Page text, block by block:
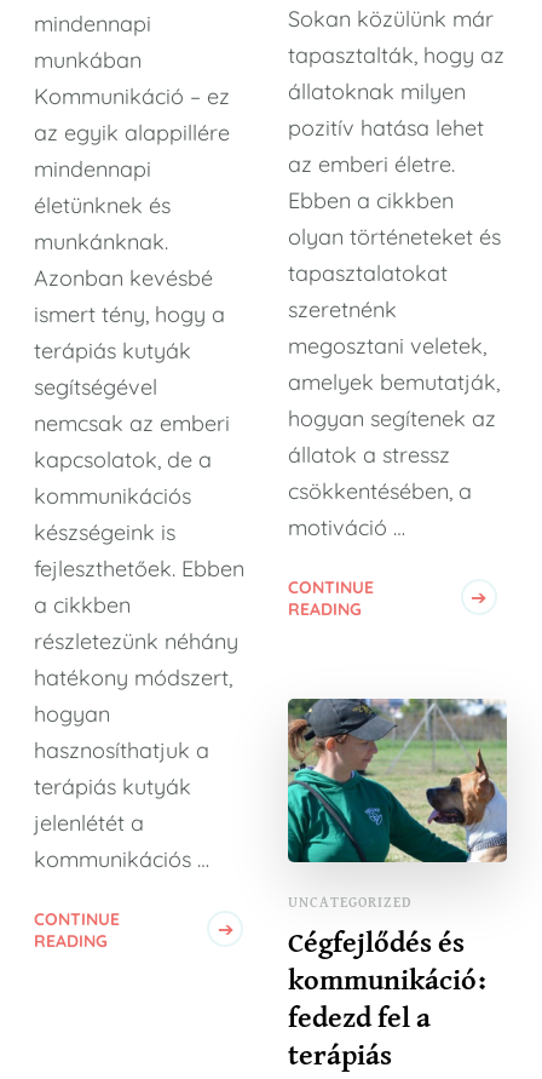
mindennapi
munkában
Kommunikáció – ez
az egyik alappillére
mindennapi
életünknek és
munkánknak.
Azonban kevésbé
ismert tény, hogy a
terápiás kutyák
segítségével
nemcsak az emberi
kapcsolatok, de a
kommunikációs
készségeink is
fejleszthetőek. Ebben
a cikkben
részletezünk néhány
hatékony módszert,
hogyan
hasznosíthatjuk a
terápiás kutyák
jelenlétét a
kommunikációs …
CONTINUE
READING
Sokan közülünk már
tapasztalták, hogy az
állatoknak milyen
pozitív hatása lehet
az emberi életre.
Ebben a cikkben
olyan történeteket és
tapasztalatokat
szeretnénk
megosztani veletek,
amelyek bemutatják,
hogyan segítenek az
állatok a stressz
csökkentésében, a
motiváció …
CONTINUE
READING
UNCATEGORIZED
Cégfejlődés és
kommunikáció:
fedezd fel a
terápiás